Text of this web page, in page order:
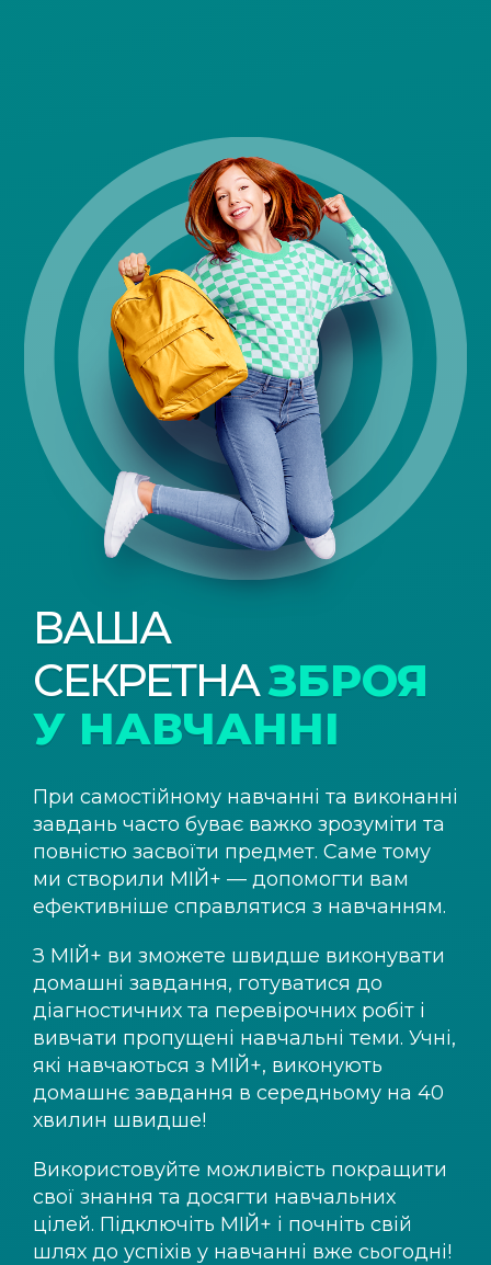
ВАША
СЕКРЕТНАЗБРОЯ
У НАВЧАННІ
При самостійному навчанні та виконанні
завдань часто буває важко зрозуміти та
повністю засвоїти предмет. Саме тому
ми створили МІЙ+ — допомогти вам
ефективніше справлятися з навчанням.
З МІЙ+ ви зможете швидше виконувати
домашні завдання, готуватися до
діагностичних та перевірочних робіт і
вивчати пропущені навчальні теми. Учні,
які навчаються з МІЙ+, виконують
домашнє завдання в середньому на 40
хвилин швидше!
Використовуйте можливість покращити
свої знання та досягти навчальних
цілей. Підключіть МІЙ+ і почніть свій
шлях до успіхів у навчанні вже сьогодні!